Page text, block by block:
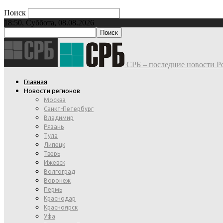
Поиск
18:50, Суббота, 08.08.2026
СРБ – последние новости
Главная
Новости регионов
Москва
Санкт-Петербург
Владимир
Рязань
Тула
Липецк
Тверь
Ижевск
Волгоград
Воронеж
Пермь
Краснодар
Красноярск
Уфа